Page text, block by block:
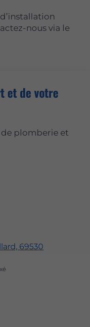
nous via le
69530
et de votre
plomberie et